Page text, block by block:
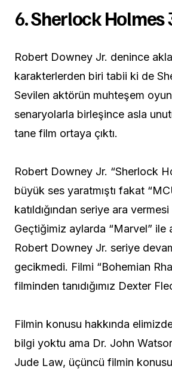
6.Sherlock Holmes
Robert Downey Jr. denince
karakterlerden biri tabii ki de
Sevilen aktörün muhteşem
senaryolarla birleşince asla
tane film ortaya çıktı.
Robert Downey Jr. “Sherlock
büyük ses yaratmıştı fakat
katıldığından seriye ara
Geçtiğimiz aylarda “Marvel” ile
Robert Downey Jr. seriye
gecikmedi. Filmi “Bohemian
filminden tanıdığımız Dexter
Filmin konusu hakkında
bilgi yoktu ama Dr. John
Jude Law, üçüncü filmin